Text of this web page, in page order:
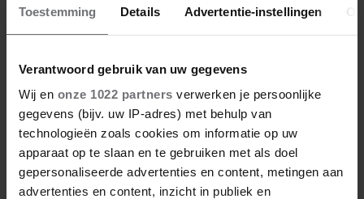
Toestemming Details Advertentie-instellingen
Verantwoord gebruik van uw gegevens
Wij en onze 1022 partners verwerken je persoonlijke
gegevens (bijv. uw IP-adres) met behulp van
technologieën zoals cookies om informatie op uw
apparaat op te slaan en te gebruiken met als doel
gepersonaliseerde advertenties en content, metingen aan
advertenties en content, inzicht in publiek en